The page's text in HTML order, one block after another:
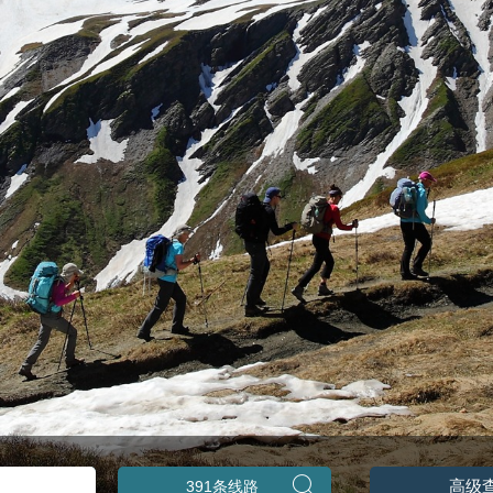
391条线路 高级